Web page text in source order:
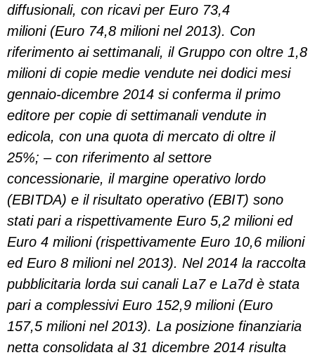
diffusionali, con ricavi per Euro 73,4
milioni (Euro 74,8 milioni nel 2013). Con
riferimento ai settimanali, il Gruppo con oltre 1,8
milioni di copie medie vendute nei dodici mesi
gennaio-dicembre 2014 si conferma il primo
editore per copie di settimanali vendute in
edicola, con una quota di mercato di oltre il
25%; – con riferimento al settore
concessionarie, il margine operativo lordo
(EBITDA) e il risultato operativo (EBIT) sono
stati pari a rispettivamente Euro 5,2 milioni ed
Euro 4 milioni (rispettivamente Euro 10,6 milioni
ed Euro 8 milioni nel 2013). Nel 2014 la raccolta
pubblicitaria lorda sui canali La7 e La7d è stata
pari a complessivi Euro 152,9 milioni (Euro
157,5 milioni nel 2013). La posizione finanziaria
netta consolidata al 31 dicembre 2014 risulta